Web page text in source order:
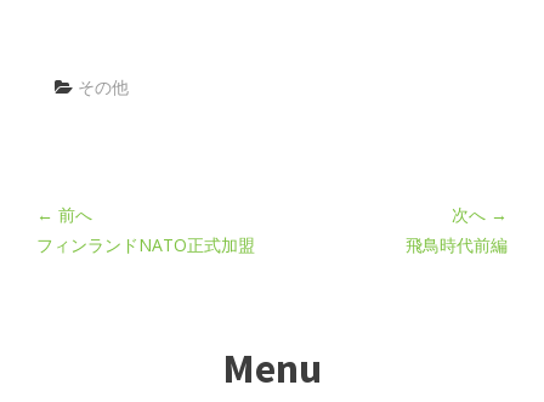
その他
← 前へ
フィンランドNATO正式加盟
次へ →
飛鳥時代前編
Menu